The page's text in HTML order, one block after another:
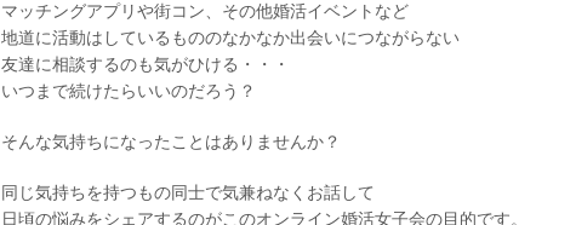
マッチングアプリや街コン、その他婚活イベントなど
地道に活動はしているもののなかなか出会いにつながらない
友達に相談するのも気がひける・・・
いつまで続けたらいいのだろう？
そんな気持ちになったことはありませんか？
同じ気持ちを持つもの同士で気兼ねなくお話して
日頃の悩みをシェアするのがこのオンライン婚活女子会の目的です。